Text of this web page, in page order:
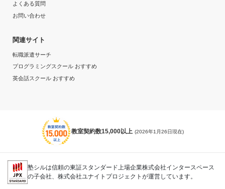
よくある質問
お問い合わせ
関連サイト
転職派遣サーチ
プログラミングスクール おすすめ
英会話スクール おすすめ
教室契約数15,000以上 (2026年1月26日現在)
塾シルは信頼の東証スタンダード上場企業株式会社インタースペース
の子会社、株式会社ユナイトプロジェクトが運営しています。